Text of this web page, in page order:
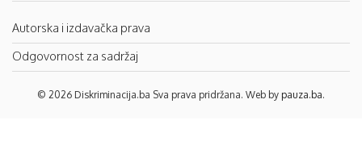
Autorska i izdavačka prava
Odgovornost za sadržaj
© 2026 Diskriminacija.ba Sva prava pridržana. Web by pauza.ba.